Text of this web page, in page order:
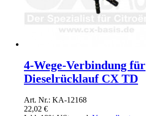
4-Wege-Verbindung für
Dieselrücklauf CX TD
Art. Nr.: KA-12168
22,02 €